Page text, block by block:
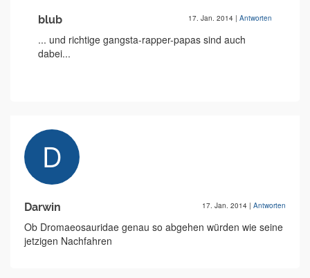
blub 17. Jan. 2014 | Antworten
... und richtige gangsta-rapper-papas sind auch
dabei...
Darwin 17. Jan. 2014 | Antworten
Ob Dromaeosauridae genau so abgehen würden wie seine
jetzigen Nachfahren